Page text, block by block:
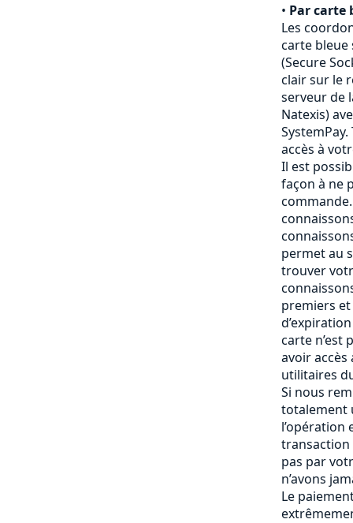
• Par carte
Les
carte bleue
(Secure
clair sur le
serveur de
Natexis)
accès à
Il est
façon à ne
permet au
trouver
premiers
carte n’est
avoir
utilitaires
Si nous
totalement
l’opération
transaction
pas par
n’avons
Le